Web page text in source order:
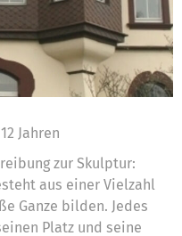
Jahren
zur Skulptur:
aus einer Vielzahl
Ganze bilden. Jedes
Platz und seine